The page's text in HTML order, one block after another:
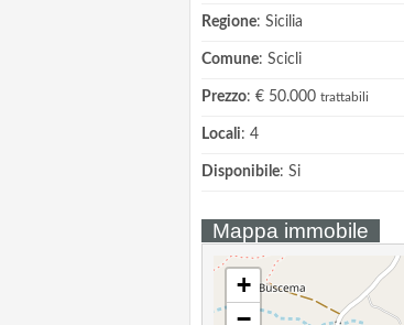
Regione: Sicilia
Comune: Scicli
Prezzo: € 50.000 trattabili
Locali: 4
Disponibile: Si
Mappa immobile
+
−